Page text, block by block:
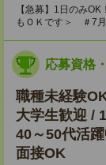
【急募】1日のみ
もＯＫです＞ ＃7
応募資格
職種未経験
大学生歓迎 /
40～50代活
面接OK